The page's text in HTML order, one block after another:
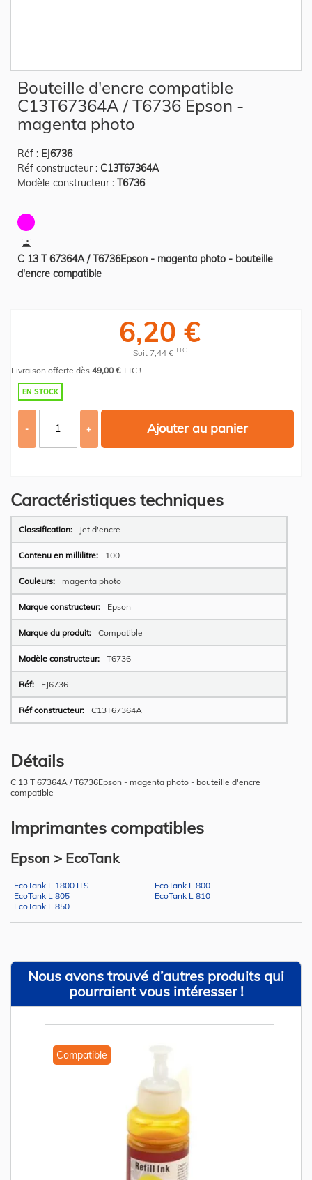
the
beginning
the
gallery
Bouteille d'encre compatible
C13T67364A / T6736 Epson -
magenta photo
Réf : EJ6736
Réf constructeur : C13T67364A
Modèle constructeur : T6736
C 13 T 67364A / T6736Epson - magenta photo - bouteille
d'encre compatible
6,20 €
Soit 7,44 € TTC
Livraison offerte dès 49,00 €TTC !
EN STOCK
- + Ajouter au panier
Caractéristiques techniques
Plus
d’information
Jet d'encre
100
magenta photo
Epson
Compatible
T6736
EJ6736
C13T67364A
Détails
C 13 T 67364A / T6736Epson - magenta photo - bouteille d'encre
compatible
Imprimantes compatibles
Epson > EcoTank
EcoTank L 1800 ITS
EcoTank L 800
EcoTank L 805
EcoTank L 810
EcoTank L 850
Nous avons trouvé d’autres produits qui
pourraient vous intéresser !
Compatible